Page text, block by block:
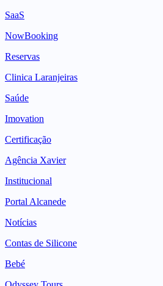
SaaS
NowBooking
Reservas
Clinica Laranjeiras
Saúde
Imovation
Certificação
Agência Xavier
Institucional
Portal Alcanede
Notícias
Contas de Silicone
Bebé